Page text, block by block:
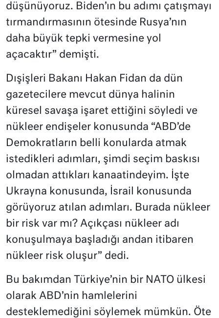
düşünüyoruz. Biden’ın bu adımı çatışmayı
tırmandırmasının ötesinde Rusya’nın
daha büyük tepki vermesine yol
açacaktır” demişti.
Dışişleri Bakanı Hakan Fidan da dün
gazetecilere mevcut dünya halinin
küresel savaşa işaret ettiğini söyledi ve
nükleer endişeler konusunda “ABD’de
Demokratların belli konularda atmak
istedikleri adımları, şimdi seçim baskısı
olmadan attıkları kanaatindeyim. İşte
Ukrayna konusunda, İsrail konusunda
görüyoruz atılan adımları. Burada nükleer
bir risk var mı? Açıkçası nükleer adı
konuşulmaya başladığı andan itibaren
nükleer risk oluşur” dedi.
Bu bakımdan Türkiye’nin bir NATO ülkesi
olarak ABD’nin hamlelerini
desteklemediğini söylemek mümkün. Öte